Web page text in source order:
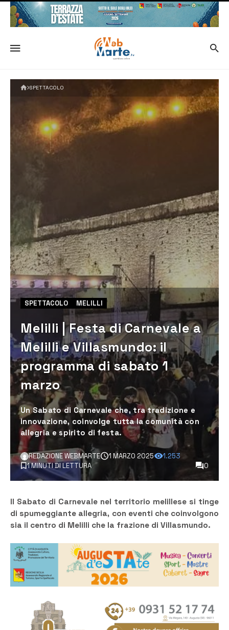
SPETTACOLO
SPETTACOLO MELILLI
Melilli | Festa di Carnevale a
Melilli e Villasmundo: il
programma di sabato 1
marzo
Un Sabato di Carnevale che, tra tradizione e
innovazione, coinvolge tutta la comunità con
allegria e spirito di festa.
REDAZIONE WEBMARTE 1 MARZO 2025
1.253
1 MINUTI DI LETTURA
0
Il Sabato di Carnevale nel territorio melillese si tinge
di spumeggiante allegria, con eventi che coinvolgono
sia il centro di Melilli che la frazione di Villasmundo.